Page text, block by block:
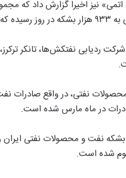
اتمی» نیز اخیرا گزارش داد که
می‌دهد.
ردیابی نفتکش‌ها، تانکر
نفتی، در واقع صادرات نفت
در ماه مارس شده است.
شده است.